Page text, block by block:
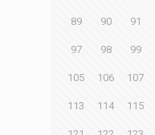
89 90 91
97 98 99
105 106 107
113 114 115